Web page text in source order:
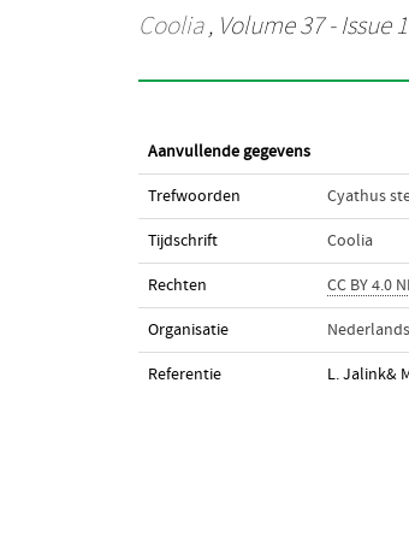
Coolia, Volume 37 - Issue
Aanvullende gegevens
Trefwoorden Cyathus
Tijdschrift Coolia
Rechten CC BY 4.0
Organisatie
Referentie L. Jalink&